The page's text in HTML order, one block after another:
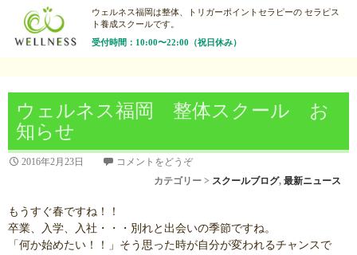
ウェルネス福岡は整体、トリガーポイントセラピーの セラピス
ト養成スクールです。
受付時間：10:00〜22:00（祝日休み）
ウェルネス福岡 整体スクール お
知らせ
2016年2月23日
コメントをどうぞ
カテゴリー > スクールブログ, 最新ニュース
もうすぐ春ですね！！
卒業、入学、入社・・・別れと出会いの季節ですね。
「何か始めたい！！」そう思った時が自分が変われるチャンスで